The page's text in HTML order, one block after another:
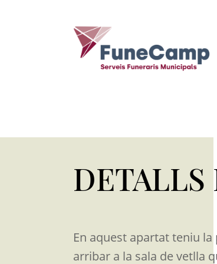
DETALLS
En aquest apartat teniu
arribar a la sala de vetlla